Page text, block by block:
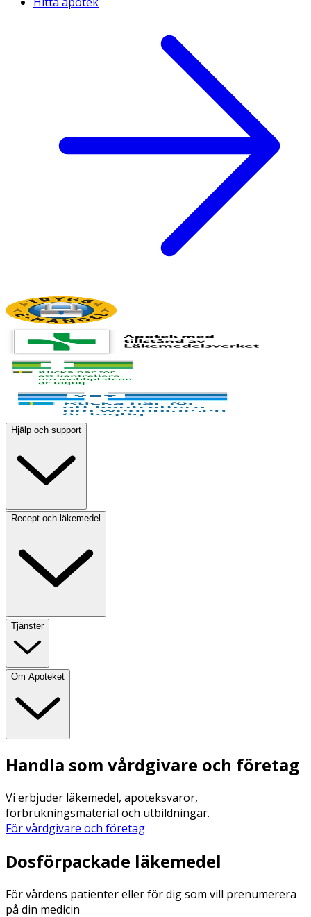
Hjälp och support
Recept och läkemedel
Tjänster
Om Apoteket
Handla som vårdgivare och företag
Vi erbjuder läkemedel, apoteksvaror,
förbrukningsmaterial och utbildningar.
För vårdgivare och företag
Dosförpackade läkemedel
För vårdens patienter eller för dig som vill prenumerera
på din medicin